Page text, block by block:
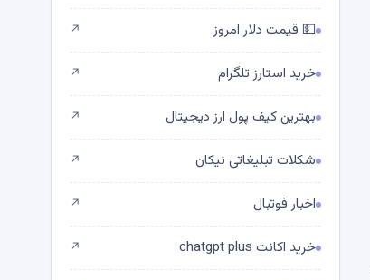
💵 قیمت دلار امروز ↗
خرید استارز تلگرام ↗
بهترین کیف پول ارز دیجیتال ↗
شکلات تبلیغاتی نیکان ↗
اخبار فوتبال ↗
خرید اکانت chatgpt plus ↗